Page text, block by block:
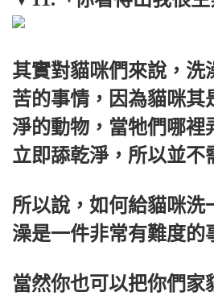
其實對貓咪們來說，洗
苦的事情，因為貓咪其
淨的動物，當牠們哪裡
立即舔乾淨，所以並不
所以說，如何給貓咪洗
澡是一件非常有難度的
當然你也可以把你們家